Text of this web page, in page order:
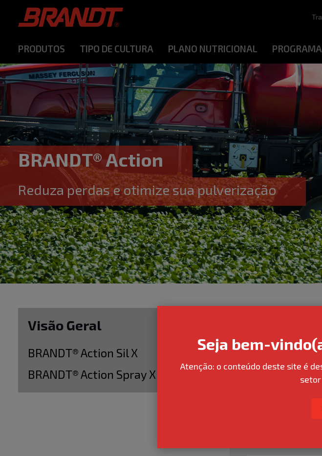
PRODUTOS TIPO DE CULTURA PLANO NUTRICIONAL
BRANDT® Action
Reduza perdas e otimize sua pulverização
Visão Geral
BRANDT® Action Sil X
BRANDT® Action Spray X
A linha BRANDT®
voltadas à melhoria
otimizar o
Dessa forma,
Benefícios da Linha
Reduz as perdas
Promove melhor
Seja bem-
Atenção: o conteúdo deste site é